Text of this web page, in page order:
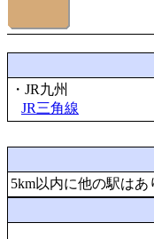
・JR九州
JR三角線
5km以内に他の駅はあ